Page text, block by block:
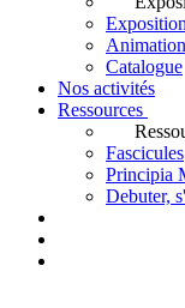
Catalogue
Nos activités
Ressources
Fascicules
Principia
Debuter,